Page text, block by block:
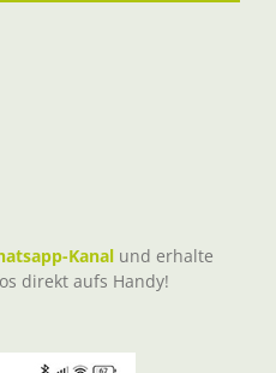
Kanal und erhalte
direkt aufs Handy!